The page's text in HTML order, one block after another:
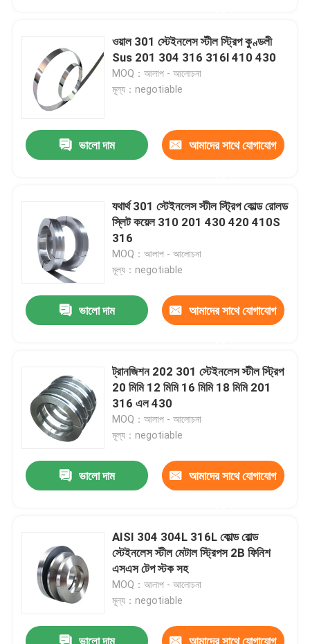
ওয়াল 301 স্টেইনলেস স্টীল স্ট্রিপ কুণ্ডলী
Sus 201 304 316 316l 410 430
MOQ：আলাপ - আলোচনা
মূল্য：negotiable
ভালো দাম আমাদের সাথে যোগাযোগ
যথার্থ 301 স্টেইনলেস স্টীল স্ট্রিপ কোল্ড রোলড
স্লিট কয়েল 310 201 430 420 410S
316
MOQ：আলাপ - আলোচনা
মূল্য：negotiable
ভালো দাম আমাদের সাথে যোগাযোগ
ট্রানজিশন 202 301 স্টেইনলেস স্টীল স্ট্রিপ
20 মিমি 12 মিমি 16 মিমি 18 মিমি 201
316 এল 430
MOQ：আলাপ - আলোচনা
মূল্য：negotiable
ভালো দাম আমাদের সাথে যোগাযোগ
AISI 304 304L 316L কোল্ড রোল্ড
স্টেইনলেস স্টীল মেটাল স্ট্রিপস 2B ফিনিশ
এসএস টেপ স্টক সহ
MOQ：আলাপ - আলোচনা
মূল্য：negotiable